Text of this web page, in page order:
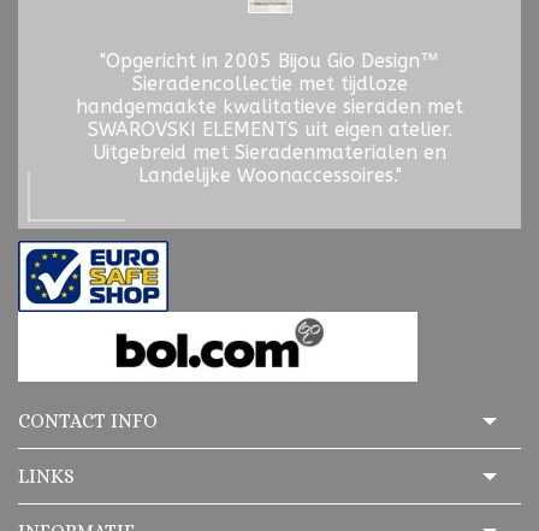
"Opgericht in 2005 Bijou Gio Design™
Sieradencollectie met tijdloze
handgemaakte kwalitatieve sieraden met
SWAROVSKI ELEMENTS uit eigen atelier.
Uitgebreid met Sieradenmaterialen en
Landelijke Woonaccessoires."
CONTACT INFO
LINKS